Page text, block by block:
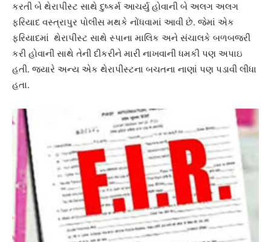
કરતી બે થેરાપીસ્ટ સાથે દુષ્કર્મ આચર્યુ હોવાની બે અલગ અલગ
ફરિયાદ વસ્ત્રાપુર પોલીસ મથકે નોંધવામાં આવી છે. જેમાં એક
ફરિયાદમાં થેરાપીસ્ટ સાથે સ્પાના માલિક અને સંચાલકે બળબજરી
કરી હોવાની સાથે તેની દીકરીને મારી નાખવાની ધમકી પણ અપાઇ
હતી. જ્યારે અન્ય એક થેરાપીસ્ટના બચતના નાણાં પણ પડાવી લીધા
હતા.